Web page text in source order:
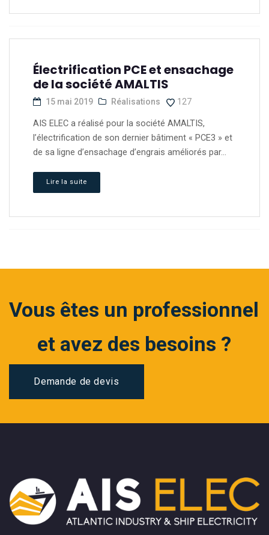
Électrification PCE et ensachage
de la société AMALTIS
15 mai 2019 Réalisations 127
AIS ELEC a réalisé pour la société AMALTIS,
l’électrification de son dernier bâtiment « PCE3 » et
de sa ligne d’ensachage d’engrais améliorés par...
Lire la suite
Vous êtes un professionnel
et avez des besoins ?
Demande de devis